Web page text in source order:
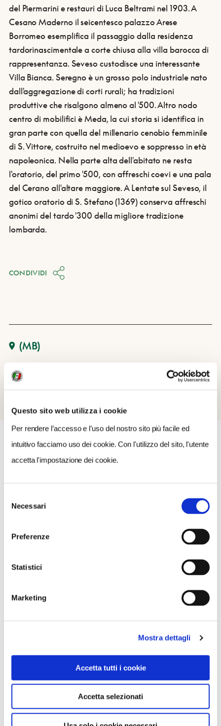
Questo sito web utilizza i cookie
Per rendere l’accesso e l’uso del nostro sito più facile ed
intuitivo facciamo uso dei cookie. Con l'utilizzo del sito, l'utente
accetta l'impostazione dei cookie.
delNecessari
Preferenze
Statistici
Marketing
Mostra dettagli
Accetta tutti i cookie
Accetta selezionati
del Piermarini e restauri di Luca Beltrami nel 1903. A
Cesano Maderno il seicentesco palazzo Arese
Borromeo esemplifica il passaggio dalla residenza
tardorinascimentale a corte chiusa alla villa barocca di
rappresentanza. Seveso custodisce una interessante
Villa Bianca. Seregno è un grosso polo industriale nato
dall'aggregazione di corti rurali; ha tradizioni
produttive che risalgono almeno al '500. Altro nodo
centro di mobilifici è Meda, la cui storia si identifica in
gran parte con quella del millenario cenobio femminile
di S. Vittore, costruito nel medioevo e soppresso in età
napoleonica. Nella parte alta dell'abitato ne resta
l'oratorio, del primo '500, con affreschi coevi e una pala
del Cerano all'altare maggiore. A Lentate sul Seveso, il
gotico oratorio di S. Stefano (1369) conserva affreschi
anonimi del tardo '300 della migliore tradizione
lombarda.
CONDIVIDI
(MB)
COSA FARE